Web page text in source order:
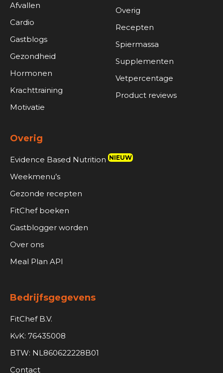
Afvallen
Cardio
Gastblogs
Gezondheid
Hormonen
Krachttraining
Motivatie
Overig
Recepten
Spiermassa
Supplementen
Vetpercentage
Product reviews
Overig
Evidence Based Nutrition NIEUW
Weekmenu’s
Gezonde recepten
FitChef boeken
Gastblogger worden
Over ons
Meal Plan API
Bedrijfsgegevens
FitChef B.V.
KvK: 76435008
BTW: NL860622228B01
Contact